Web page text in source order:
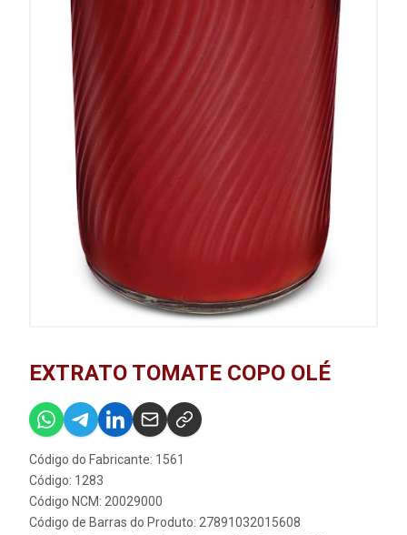
EXTRATO TOMATE COPO OLÉ
Código do Fabricante: 1561
Código: 1283
Código NCM: 20029000
Código de Barras do Produto: 27891032015608